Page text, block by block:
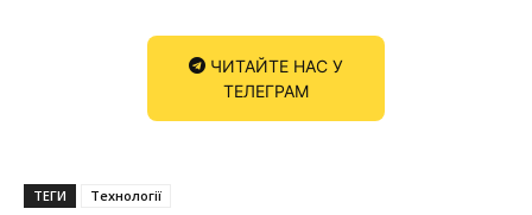
ЧИТАЙТЕ НАС У
ТЕЛЕГРАМ
ТЕГИ Технології